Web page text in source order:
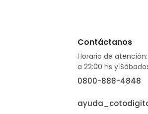
Contáctanos
Horario de
a 22:00 hs y
0800-888-4848